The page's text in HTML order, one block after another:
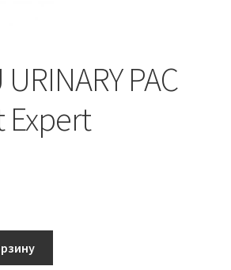
PAC
Expert